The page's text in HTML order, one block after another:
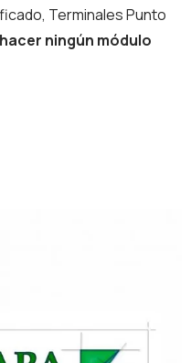
Terminales Punto
ningún módulo